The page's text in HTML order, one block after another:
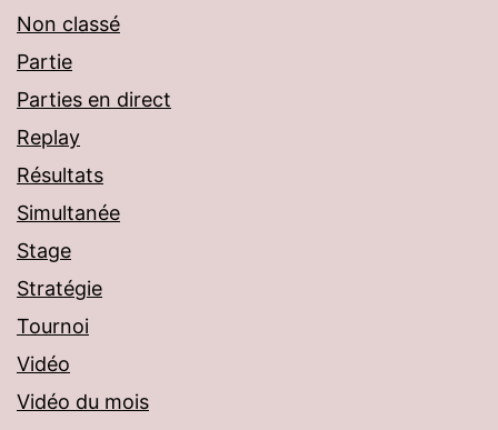
Non classé
Partie
Parties en direct
Replay
Résultats
Simultanée
Stage
Stratégie
Tournoi
Vidéo
Vidéo du mois